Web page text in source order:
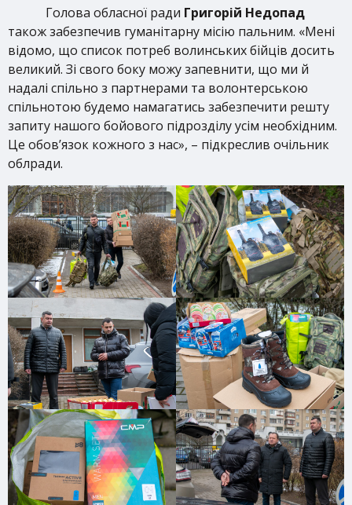
Голова обласної ради Григорій Недопад
також забезпечив гуманітарну місію пальним. «Мені
відомо, що список потреб волинських бійців досить
великий. Зі свого боку можу запевнити, що ми й
надалі спільно з партнерами та волонтерською
спільнотою будемо намагатись забезпечити решту
запиту нашого бойового підрозділу усім необхідним.
Це обов’язок кожного з нас», – підкреслив очільник
облради.